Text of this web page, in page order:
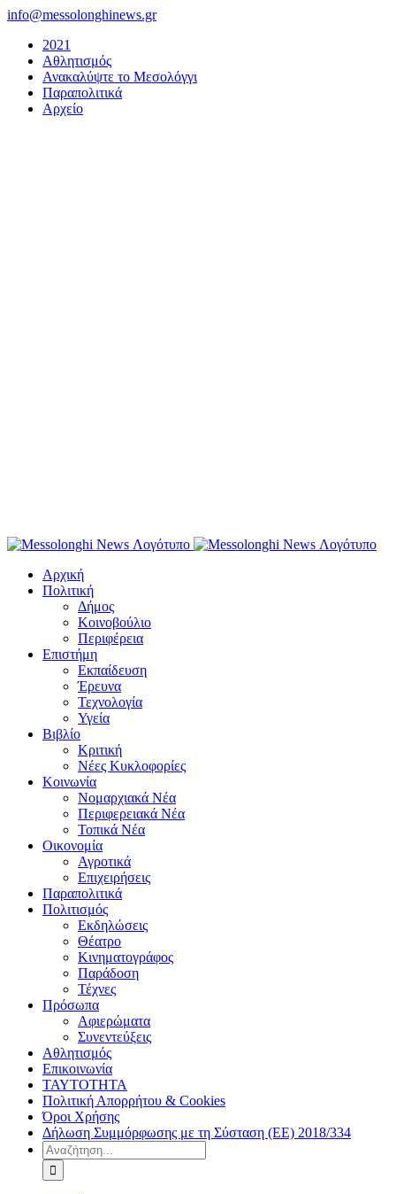
Μετάβαση
περιεχόμενο
info@messolonghinews.gr
2021
Αθλητισμός
Ανακαλύψτε το Μεσολόγγι
Παραπολιτικά
Αρχείο
Αρχική
Πολιτική
Δήμος
Κοινοβούλιο
Περιφέρεια
Επιστήμη
Εκπαίδευση
Έρευνα
Τεχνολογία
Υγεία
Βιβλίο
Κριτική
Νέες Κυκλοφορίες
Κοινωνία
Νομαρχιακά Νέα
Περιφερειακά Νέα
Τοπικά Νέα
Οικονομία
Αγροτικά
Επιχειρήσεις
Παραπολιτικά
Πολιτισμός
Εκδηλώσεις
Θέατρο
Κινηματογράφος
Παράδοση
Τέχνες
Πρόσωπα
Αφιερώματα
Συνεντεύξεις
Αθλητισμός
Επικοινωνία
ΤΑΥΤΟΤΗΤΑ
Πολιτική Απορρήτου & Cookies
Όροι Χρήσης
Δήλωση Συμμόρφωσης με τη Σύσταση (ΕΕ) 2018/334
Αναζήτηση
για: